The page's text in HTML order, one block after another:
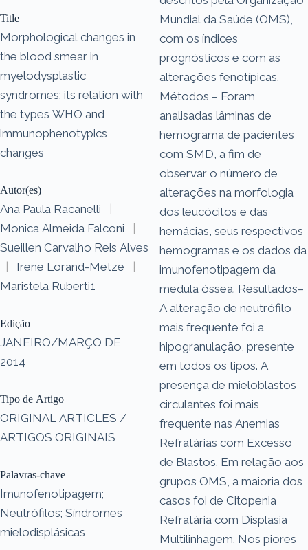
Title
Morphological changes in
the blood smear in
myelodysplastic
syndromes: its relation with
the types WHO and
immunophenotypics
changes
Autor(es)
Ana Paula Racanelli
|
Monica Almeida Falconi
|
Sueillen Carvalho Reis Alves
|
Irene Lorand-Metze
|
Maristela Ruberti1
Edição
JANEIRO/MARÇO DE
2014
Tipo de Artigo
ORIGINAL ARTICLES /
ARTIGOS ORIGINAIS
Palavras-chave
Imunofenotipagem;
Neutrófilos; Síndromes
mielodisplásicas
Mundial da Saúde (OMS),
com os índices
prognósticos e com as
alterações fenotípicas.
Métodos – Foram
analisadas lâminas de
hemograma de pacientes
com SMD, a fim de
observar o número de
alterações na morfologia
dos leucócitos e das
hemácias, seus respectivos
hemogramas e os dados da
imunofenotipagem da
medula óssea. Resultados–
A alteração de neutrófilo
mais frequente foi a
hipogranulação, presente
em todos os tipos. A
presença de mieloblastos
circulantes foi mais
frequente nas Anemias
Refratárias com Excesso
de Blastos. Em relação aos
grupos OMS, a maioria dos
casos foi de Citopenia
Refratária com Displasia
Multilinhagem. Nos piores